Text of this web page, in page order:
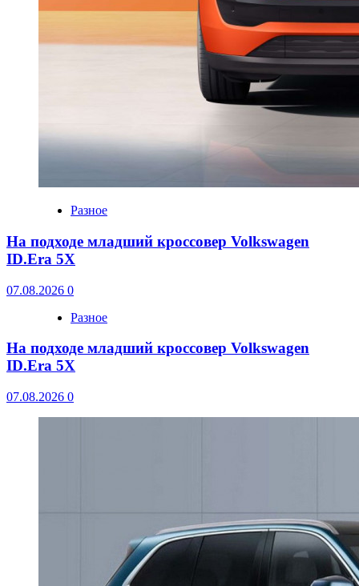
Разное
На подходе младший кроссовер Volkswagen
ID.Era 5X
07.08.2026 0
Разное
На подходе младший кроссовер Volkswagen
ID.Era 5X
07.08.2026 0